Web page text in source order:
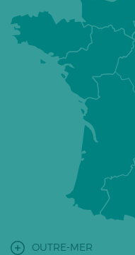
OUTRE-MER